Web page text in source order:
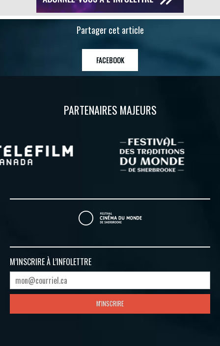
Partager cet article
FACEBOOK
PARTENAIRES MAJEURS
M’INSCRIRE À L’INFOLETTRE
M'INSCRIRE